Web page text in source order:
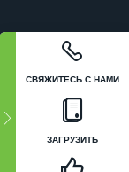
СВЯЖИТЕСЬ С НАМИ
ЗАГРУЗИТЬ